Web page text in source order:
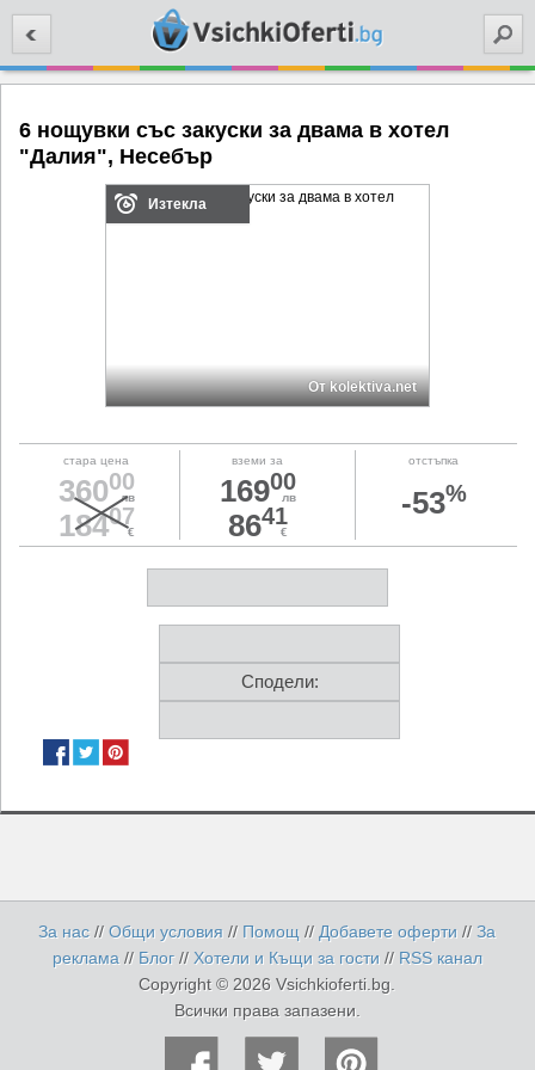
6 нощувки със закуски за двама в хотел
"Далия", Несебър
Изтекла
От kolektiva.net
стара цена
36000
лв
18407
€
вземи за
16900
лв
8641
€
отстъпка
-53%
Сподели:
За нас //Общи условия // Помощ // Добавете оферти//За
реклама // Блог // Хотели и Къщи за гости // RSS канал
Copyright © 2026 Vsichkioferti.bg.
Всички права запазени.